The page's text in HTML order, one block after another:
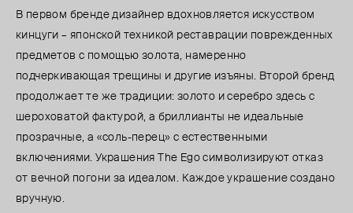
В первом бренде дизайнер вдохновляется искусством
кинцуги – японской техникой реставрации поврежденных
предметов с помощью золота, намеренно
подчеркивающая трещины и другие изъяны. Второй бренд
продолжает те же традиции: золото и серебро здесь с
шероховатой фактурой, а бриллианты не идеальные
прозрачные, а «соль-перец» с естественными
включениями. Украшения The Ego символизируют отказ
от вечной погони за идеалом. Каждое украшение создано
вручную.